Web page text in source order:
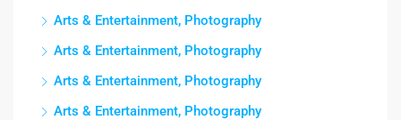
Arts & Entertainment, Photography
Arts & Entertainment, Photography
Arts & Entertainment, Photography
Arts & Entertainment, Photography